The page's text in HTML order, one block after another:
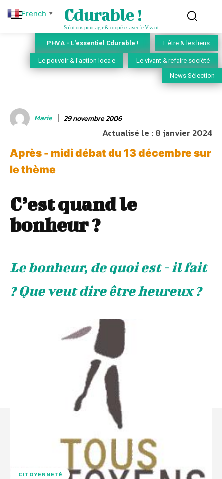
Cdurable !
Solutions pour agir & coopérer avec le Vivant
PHVA - L'essentiel Cdurable ! L'être & les liens
Le pouvoir & l'action locale Le vivant & refaire société
News Sélection
Marie 29 novembre 2006
Actualisé le :8 janvier 2024
Après - midi débat du 13 décembre sur
le thème
C’est quand le
bonheur ?
Le bonheur, de quoi est - il fait
? Que veut dire être heureux ?
CITOYENNETÉ
French ▼